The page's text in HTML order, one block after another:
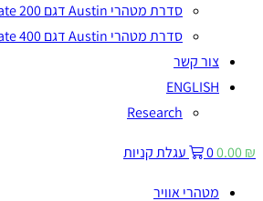
סדרת מטהרי Austin דגם HealthMate 200
סדרת מטהרי Austin דגם HealthMate 400
צור קשר
ENGLISH
Research
0.00 ₪
0 עגלת קניות
מטהרי אוויר